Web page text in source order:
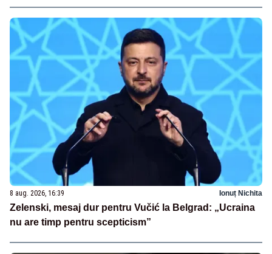
8 aug. 2026, 16:39 Ionuț Nichita
Zelenski, mesaj dur pentru Vučić la Belgrad: „Ucraina
nu are timp pentru scepticism”